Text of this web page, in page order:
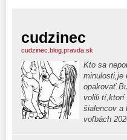
cudzinec
cudzinec.blog.pravda.sk
Kto sa
minulosti,je
volili tí,ktorí
šialencov a
voľbách